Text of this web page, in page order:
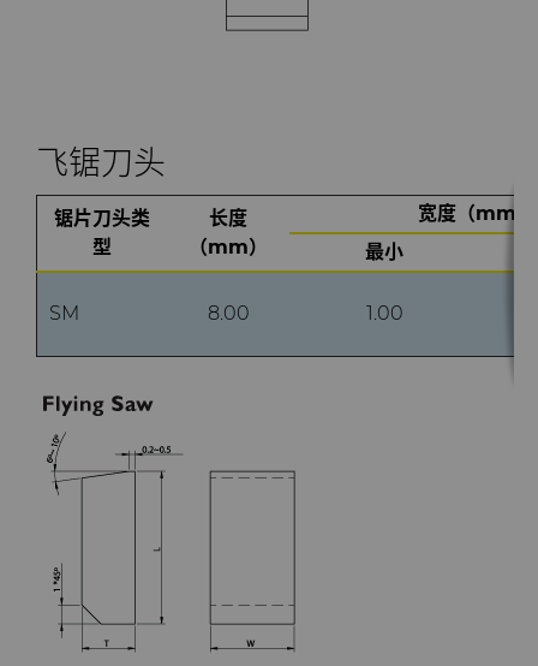
飞锯刀头
锯片刀头类
型
长度
（mm）
宽度（mm）
最小
SM 8.00 1.00